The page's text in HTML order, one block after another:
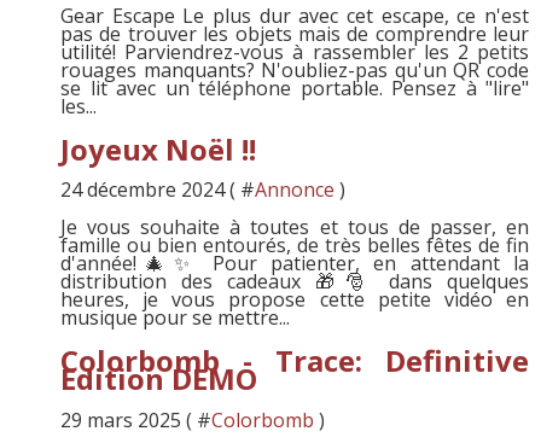
Gear Escape Le plus dur avec cet escape, ce n'est
pas de trouver les objets mais de comprendre leur
utilité! Parviendrez-vous à rassembler les 2 petits
rouages manquants? N'oubliez-pas qu'un QR code
se lit avec un téléphone portable. Pensez à "lire"
les...
Joyeux Noël !!
24 décembre 2024 ( #Annonce )
Je vous souhaite à toutes et tous de passer, en
famille ou bien entourés, de très belles fêtes de fin
d'année!🎄✨ Pour patienter, en attendant la
distribution des cadeaux 🎁🎅 dans quelques
heures, je vous propose cette petite vidéo en
musique pour se mettre...
Colorbomb - Trace: Definitive
Edition DEMO
29 mars 2025 ( #Colorbomb )